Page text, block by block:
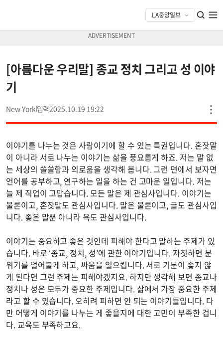
[아름다운 우리말] 종교 정치 그리고 성 이야
기
New York 2025.10.19 19:22
이야기를 나누는 것은 사람이기에 할 수 있는 특권입니다. 혼잣말
이 아니라 서로 나누는 이야기는 삶을 풍요롭게 하죠. 저는 말 없
는 세상의 쓸쓸함과 외로움을 생각해 봅니다. 그런 면에서 보자면
언어를 공부하고, 연구하는 일을 하는 건 고마운 일입니다. 저는
늘 제 직업이 고맙습니다. 모든 말은 제 관심사입니다. 이야기는
물론이고, 혼잣말도 관심사입니다. 말은 물론이고, 글도 관심사입
니다. 좋은 말뿐 아니라 욕도 관심사입니다.
이야기는 중요하고 좋은 것인데 피해야 한다고 말하는 주제가 있
습니다. 바로 ‘종교, 정치, 성’에 관한 이야기입니다. 자칫하면 분
위기를 얼어붙게 하고, 싸움을 일으킵니다. 서로 기분이 좋지 않
게 된다면 그런 주제는 피해야겠지요. 하지만 생각해 보면 종교나
정치나 성은 모두가 중요한 주제입니다. 삶에서 가장 중요한 주제
라고 할 수 있습니다. 오히려 피하면 안 되는 이야기들입니다. 다
만 어떻게 이야기를 나누는 게 좋을지에 대한 고민이 부족한 겁니
다. 교육도 부족하고요.